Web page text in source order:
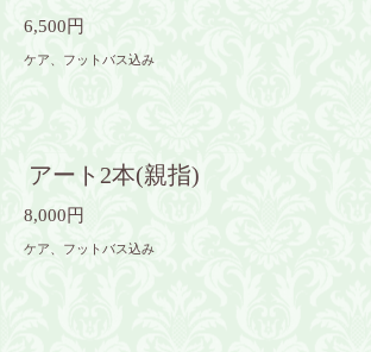
6,500円
ケア、フットバス込み
アート2本(親指)
8,000円
ケア、フットバス込み